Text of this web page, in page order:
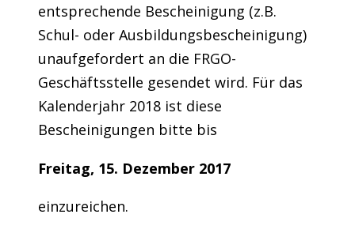
entsprechende Bescheinigung (z.B.
Schul- oder Ausbildungsbescheinigung)
unaufgefordert an die FRGO-
Geschäftsstelle gesendet wird. Für das
Kalenderjahr 2018 ist diese
Bescheinigungen bitte bis
Freitag, 15. Dezember 2017
einzureichen.